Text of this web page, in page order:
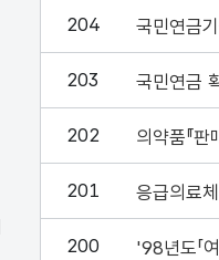
204 국민연금
203 국민연금
202 의약품『
201 응급의료
200 '98년도「